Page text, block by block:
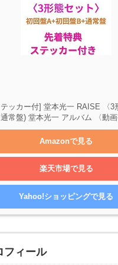
ッカー付] 堂本光一 RAISE 〈3
常盤) 堂本光一 アルバム 〈動画
ー〉 (DVD)
Amazonで見る
楽天市場で見る
Yahoo!ショッピングで見る
フィール